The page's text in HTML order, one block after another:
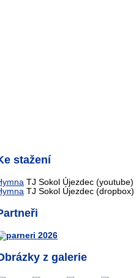
stažení
TJ Sokol Újezdec (youtube)
TJ Sokol Újezdec (dropbox)
z galerie